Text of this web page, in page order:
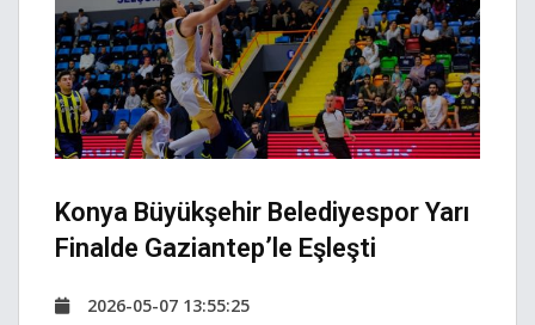
Konya Büyükşehir Belediyespor Yarı
Finalde Gaziantep’le Eşleşti
2026-05-07 13:55:25